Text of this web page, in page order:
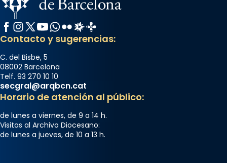
Facebook
Instagram
X / Twitter
YouTube
WhatsApp
FlickrRadio Estel
Catalunya Cristiana
Contacto y sugerencias:
C. del Bisbe, 5
08002 Barcelona
Telf. 93 270 10 10
secgral@arqbcn.cat
Horario de atención al público:
de lunes a viernes, de 9 a 14 h.
Visitas al Archivo Diocesano:
de lunes a jueves, de 10 a 13 h.